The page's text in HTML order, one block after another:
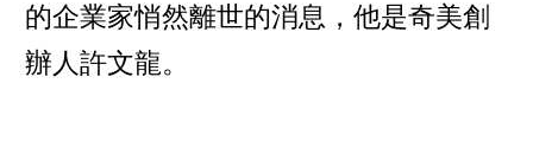
的企業家悄然離世的消息，他是奇美創
辦人許文龍。